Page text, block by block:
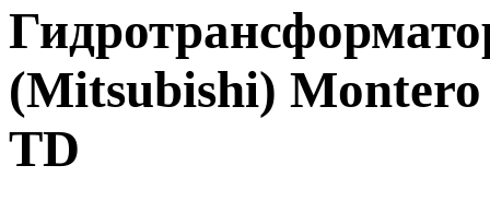
(Mitsubishi)
TD